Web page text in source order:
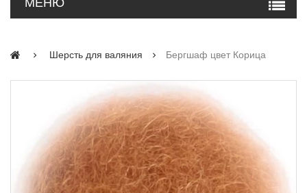
МЕНЮ
Шерсть для валяния Бергшаф цвет Корица